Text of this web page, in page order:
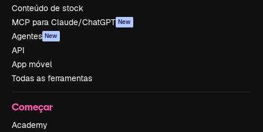
Conteúdo de stock
MCP para Claude/ChatGPT New
Agentes New
API
App móvel
Todas as ferramentas
Começar
Academy